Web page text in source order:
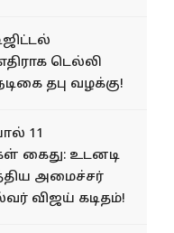
டெல்லி
தபு வழக்கு!
11
கைது: உடனடி
அமைச்சர்
விஜய் கடிதம்!